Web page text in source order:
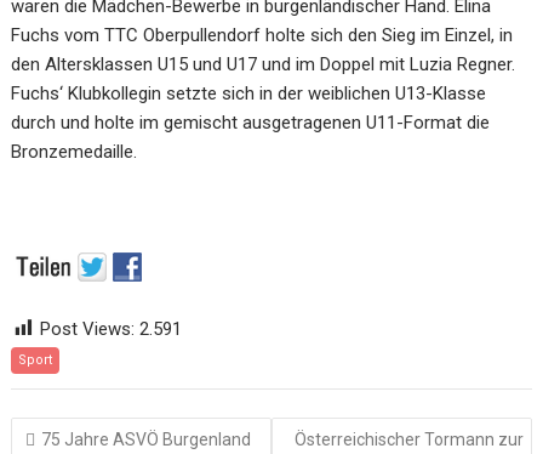
waren die Mädchen-Bewerbe in burgenländischer Hand. Elina
Fuchs vom TTC Oberpullendorf holte sich den Sieg im Einzel, in
den Altersklassen U15 und U17 und im Doppel mit Luzia Regner.
Fuchs‘ Klubkollegin setzte sich in der weiblichen U13-Klasse
durch und holte im gemischt ausgetragenen U11-Format die
Bronzemedaille.
Post Views: 2.591
Sport
Beitragsnavigation
75 Jahre ASVÖ Burgenland
Österreichischer Tormann zur